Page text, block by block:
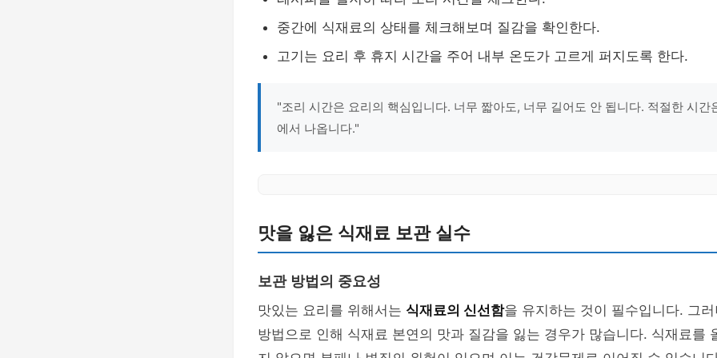
중간에 식재료의 상태를 체크해보며 질감을 확인한다.
고기는 요리 후 휴지 시간을 주어 내부 온도가 고르게 퍼지도록 한다.
"조리 시간은 요리의 핵심입니다. 너무 짧아도, 너무 길어도 안 됩니다. 적절한 시간
에서 나옵니다."
맛을 잃은 식재료 보관 실수
보관 방법의 중요성
맛있는 요리를 위해서는 식재료의 신선함을 유지하는 것이 필수입니다. 그
방법으로 인해 식재료 본연의 맛과 질감을 잃는 경우가 많습니다. 식재료를